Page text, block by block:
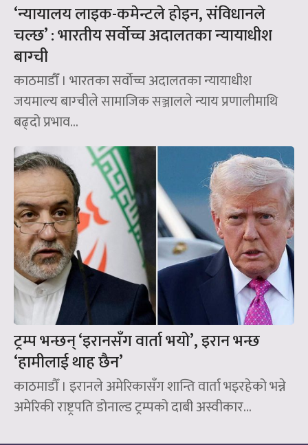
‘न्यायालय लाइक-कमेन्टले होइन, संविधानले
चल्छ’ : भारतीय सर्वोच्च अदालतका न्यायाधीश
बाग्ची
काठमाडौँ । भारतका सर्वोच्च अदालतका न्यायाधीश
जयमाल्य बाग्चीले सामाजिक सञ्जालले न्याय प्रणालीमाथि
बढ्दो प्रभाव...
ट्रम्प भन्छन् ‘इरानसँग वार्ता भयो’, इरान भन्छ
‘हामीलाई थाह छैन’
काठमाडौँ । इरानले अमेरिकासँग शान्ति वार्ता भइरहेको भन्ने
अमेरिकी राष्ट्रपति डोनाल्ड ट्रम्पको दाबी अस्वीकार...